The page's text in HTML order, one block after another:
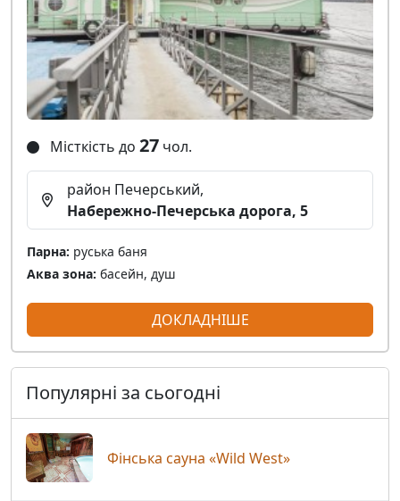
Місткість до 27 чол.
район Печерський,
Набережно-Печерська дорога, 5
Парна: руська баня
Аква зона: басейн, душ
ДОКЛАДНІШЕ
Популярні за сьогодні
Фінська сауна «Wild West»